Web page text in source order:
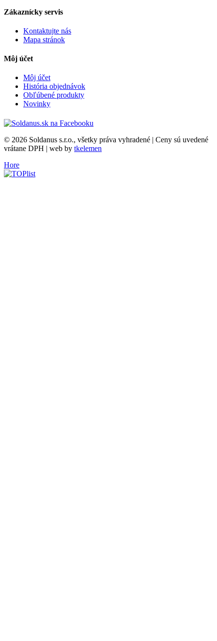
Zákaznícky servis
Kontaktujte nás
Mapa stránok
Môj účet
Môj účet
História objednávok
Obľúbené produkty
Novinky
© 2026 Soldanus s.r.o., všetky práva vyhradené | Ceny sú uvedené
vrátane DPH | web by tkelemen
Hore